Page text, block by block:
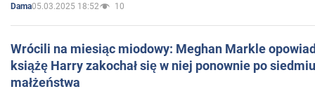
Dama05.03.2025 18:52 10
Wrócili na miesiąc miodowy: Meghan Markle
książę Harry zakochał się w niej ponownie po
małżeństwa